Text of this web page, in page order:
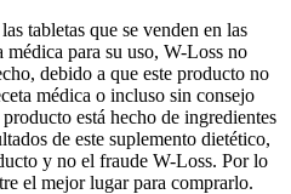
tabletas que se venden en las
médica para su uso, W-Loss no
debido a que este producto no
médica o incluso sin consejo
está hecho de ingredientes
de este suplemento dietético,
y no el fraude W-Loss. Por lo
el mejor lugar para comprarlo.